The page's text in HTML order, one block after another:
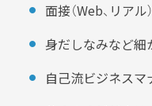
面接（Web、リア
身だしなみなど
自己流ビジネス